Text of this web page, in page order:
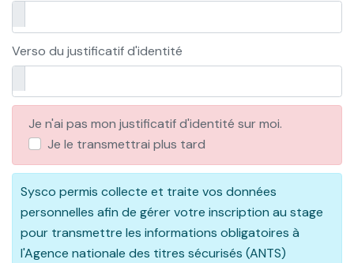
Verso du justificatif d'identité
Je n'ai pas mon justificatif d'identité sur moi.
Je le transmettrai plus tard
Sysco permis collecte et traite vos données
personnelles afin de gérer votre inscription au stage
pour transmettre les informations obligatoires à
l'Agence nationale des titres sécurisés (ANTS)